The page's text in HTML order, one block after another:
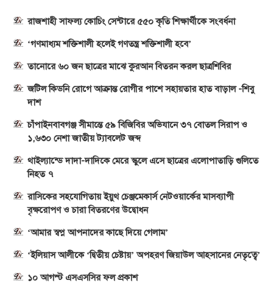
রাজশাহী সাফল্য কোচিং সেন্টারে ৫৫০ কৃতি শিক্ষার্থীকে সংবর্ধনা
‘গণমাধ্যম শক্তিশালী হলেই গণতন্ত্র শক্তিশালী হবে’
তানোরে ৬০ জন ছাত্রের মাঝে কুরআন বিতরন করল ছাত্রশিবির
জটিল কিডনি রোগে আক্রান্ত রোগীর পাশে সহায়তার হাত বাড়াল -শিবু
দাশ
চাঁপাইনবাবগঞ্জ সীমান্তে ৫৯ বিজিবির অভিযানে ৩৭ বোতল সিরাপ ও
১,৬৩০ নেশা জাতীয় ট্যাবলেট জব্দ
থাইল্যান্ডে দাদা-দাদিকে মেরে স্কুলে এসে ছাত্রের এলোপাতাড়ি গুলিতে
নিহত ৭
রাসিকের সহযোগিতায় ইয়ুথ চেঞ্জমেকার্স নেটওয়ার্কের মাসব্যাপী
বৃক্ষরোপণ ও চারা বিতরণের উদ্বোধন
‘আমার স্বপ্ন আপনাদের কাছে দিয়ে গেলাম’
‘ইলিয়াস আলীকে ‘দ্বিতীয় চেষ্টায়’ অপহরণ জিয়াউল আহসানের নেতৃত্বে’
১০ আগস্ট এসএসসির ফল প্রকাশ